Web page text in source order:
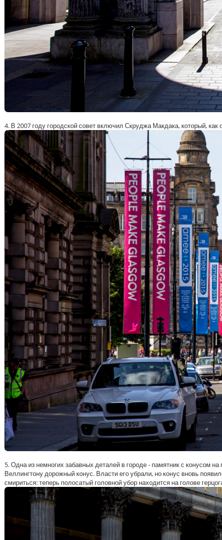
4. В 2007 году городской совет включил Скруджа Макдака, который,
5. Одна из немногих забавных деталей в городе - памятник с конусом
Веллингтону дорожный конус. Власти его убрали, но конус вновь
смириться: теперь полосатый головной убор находится на голове